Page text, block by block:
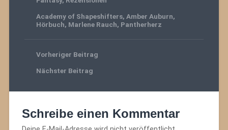
Academy of Shapeshifters, Amber Auburn,
Hörbuch, Marlene Rauch, Pantherherz
Vorheriger Beitrag
Nächster Beitrag
Schreibe einen Kommentar